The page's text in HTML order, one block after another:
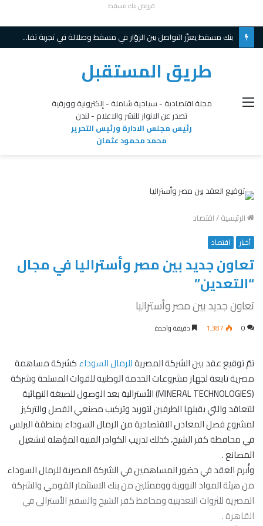
قروض بنك مسقط
بنك مسقط يعزّز التواصل بين الزوّار في مسقط وصلالة في تجربة تفاعلية مبتكرة ويواصل تقديم عروض حصريّة خلال موسم الخريف
طريق المستقبل
مجلة اقتصادية - سياحية شاملة - إلكترونية وورقية
تصدر عن الانوار للنشر والاعلام - لندن
رئيس مجلس الادارة ورئيس التحرير
محمد محمود عثمان
القائمة
الرئيسية/اقتصاد
أخبار اقتصاد
تعاون جديد بين مصر وأستراليا في مجال
“التعدين”
تعاون جديد بين مصر وأستراليا
0 1٬387 دقيقة واحدة
تمّ توقيع عقد بين الشركة المصريةللرمال السوداءكشركة مساهمة
مصرية تابعة لجهاز مشروعات الخدمة الوطنية للقوات المسلحة وشركة
(MINERAL TECHNOLOGIES) الأسترالية بعد الوصول للصيغة النهائية
للتعاقد والتي يقبلها الطرفين لتوريد وتركيب مصنعي الفصل والتركيز
لمشروع فصل المعادن الاقتصادية من الرمال السوداء بمنطقة البرلس
في محافظة كفر الشيخ، كذلك تدريب الكوادر الفنية المؤهلة لتشغيل
المصانع .
وأُبرم العقد في حضور المساهمين في الشركة المصرية للرمال السوداء
من هيئة المواد النووية ووممثلين من بنك الاستثمار القومي والشركة
المصرية للثروات التعدينية ومحافظ كفر الشيخ والسفير الأسترالي في
القاهرة .